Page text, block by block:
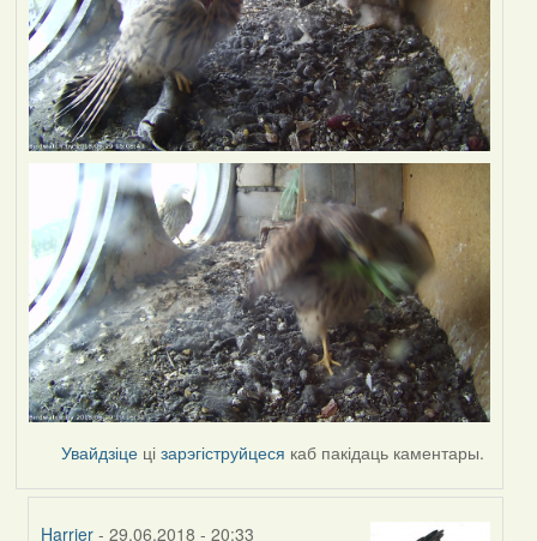
Увайдзіце цізарэгіструйцеся каб пакідаць каментары.
Harrier - 29.06.2018 - 20:33